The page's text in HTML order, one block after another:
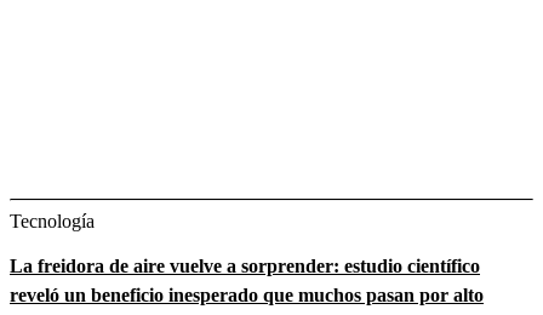
Tecnología
La freidora de aire vuelve a sorprender: estudio científico
reveló un beneficio inesperado que muchos pasan por alto